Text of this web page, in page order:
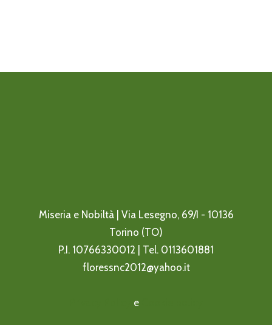
Miseria e Nobiltà | Via Lesegno, 69/I - 10136
Torino (TO)
P.I. 10766330012 | Tel. 0113601881
floressnc2012@yahoo.it
e